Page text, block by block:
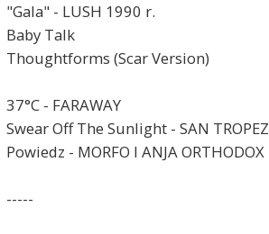
"Gala" - LUSH 1990 r.
Baby Talk
Thoughtforms (Scar Version)
37°C - FARAWAY
Swear Off The Sunlight - SAN TROPEZ
Powiedz - MORFO I ANJA ORTHODOX
-----